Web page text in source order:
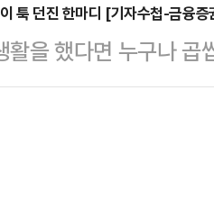
난 2030세대 서울
교통·문화 등 인프라
럼프 강성 지지층을
아닌 인도 출신 22세
만들어낸 가상의 인
툭 던진 한마디 [기자수첩-금융
활을 했다면 누구나
비행단 정문에서 활